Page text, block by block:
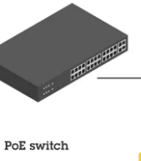
Aby zapoznać się